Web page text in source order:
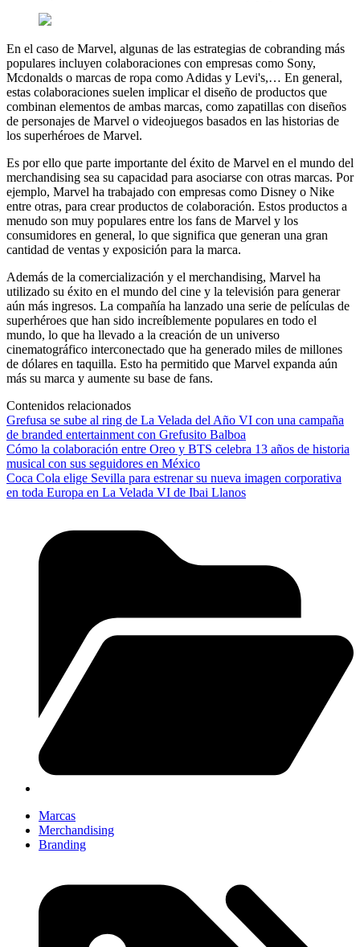
En el caso de Marvel, algunas de las estrategias de cobranding más
populares incluyen colaboraciones con empresas como Sony,
Mcdonalds o marcas de ropa como Adidas y Levi's,… En general,
estas colaboraciones suelen implicar el diseño de productos que
combinan elementos de ambas marcas, como zapatillas con diseños
de personajes de Marvel o videojuegos basados en las historias de
los superhéroes de Marvel.
Es por ello que parte importante del éxito de Marvel en el mundo del
merchandising sea su capacidad para asociarse con otras marcas. Por
ejemplo, Marvel ha trabajado con empresas como Disney o Nike
entre otras, para crear productos de colaboración. Estos productos a
menudo son muy populares entre los fans de Marvel y los
consumidores en general, lo que significa que generan una gran
cantidad de ventas y exposición para la marca.
Además de la comercialización y el merchandising, Marvel ha
utilizado su éxito en el mundo del cine y la televisión para generar
aún más ingresos. La compañía ha lanzado una serie de películas de
superhéroes que han sido increíblemente populares en todo el
mundo, lo que ha llevado a la creación de un universo
cinematográfico interconectado que ha generado miles de millones
de dólares en taquilla. Esto ha permitido que Marvel expanda aún
más su marca y aumente su base de fans.
Contenidos relacionados
Grefusa se sube al ring de La Velada del Año VI con una campaña
de branded entertainment con Grefusito Balboa
Cómo la colaboración entre Oreo y BTS celebra 13 años de historia
musical con sus seguidores en México
Coca Cola elige Sevilla para estrenar su nueva imagen corporativa
en toda Europa en La Velada VI de Ibai Llanos
Marcas
Merchandising
Branding